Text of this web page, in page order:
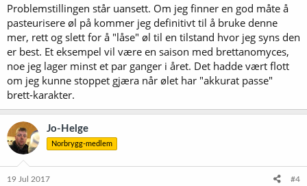
Problemstillingen står uansett. Om jeg finner en god måte å
pasteurisere øl på kommer jeg definitivt til å bruke denne
mer, rett og slett for å "låse" øl til en tilstand hvor jeg syns den
er best. Et eksempel vil være en saison med brettanomyces,
noe jeg lager minst et par ganger i året. Det hadde vært flott
om jeg kunne stoppet gjæra når ølet har "akkurat passe"
brett-karakter.
Jo-Helge
Norbrygg-medlem
19 Jul 2017 #4